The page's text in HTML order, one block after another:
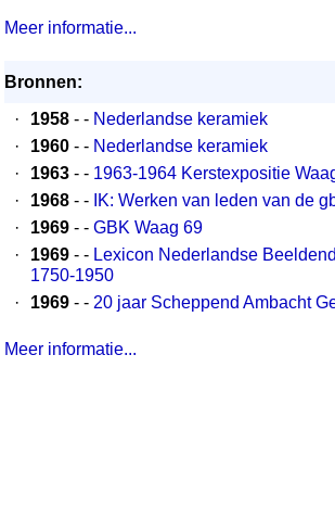
Meer informatie...
Bronnen:
·
1958 - - Nederlandse keramiek
·
1960 - - Nederlandse keramiek
·
1963 - - 1963-1964 Kerstexpositie
·
1968 - - IK: Werken van leden van de
·
1969 - - GBK Waag 69
·
1969 - - Lexicon Nederlandse
1750-1950
·
1969 - - 20 jaar Scheppend Ambacht
Meer informatie...